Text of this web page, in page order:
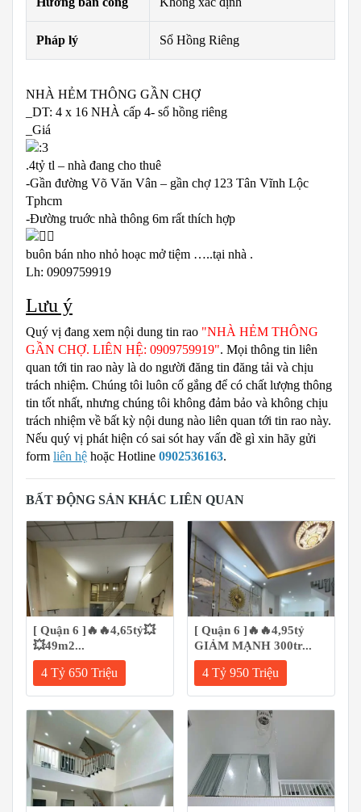
Pháp lý Sổ Hồng Riêng
NHÀ HẺM THÔNG GẦN CHỢ
_DT: 4 x 16 NHÀ cấp 4- sổ hồng riêng
_Giá
.4tỷ tl – nhà đang cho thuê
-Gần đường Võ Văn Vân – gần chợ 123 Tân Vĩnh Lộc
Tphcm
-Đường truớc nhà thông 6m rất thích hợp
buôn bán nho nhỏ hoạc mở tiệm …..tại nhà .
Lh: 0909759919
Lưu ý
Quý vị đang xem nội dung tin rao "NHÀ HẺM THÔNG
GẦN CHỢ. LIÊN HỆ: 0909759919". Mọi thông tin liên
quan tới tin rao này là do người đăng tin đăng tải và chịu
trách nhiệm. Chúng tôi luôn cố gắng để có chất lượng thông
tin tốt nhất, nhưng chúng tôi không đảm bảo và không chịu
trách nhiệm về bất kỳ nội dung nào liên quan tới tin rao này.
Nếu quý vị phát hiện có sai sót hay vấn đề gì xin hãy gửi
form liên hệ hoặc Hotline 0902536163.
BẤT ĐỘNG SẢN KHÁC LIÊN QUAN
[ Quận 6 ]🔥🔥4,65tỷ💥
💥49m2...
4 Tỷ 650 Triệu
[ Quận 6 ]🔥🔥4,95tỷ
GIẢM MẠNH 300tr...
4 Tỷ 950 Triệu